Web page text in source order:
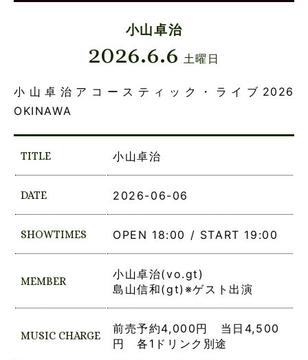
小山卓治
2026.6.6 土曜日
小山卓治アコースティック・ライブ2026
OKINAWA
TITLE 小山卓治
DATE 2026-06-06
SHOWTIMES OPEN 18:00 / START 19:00
MEMBER
小山卓治(vo.gt)
島山信和(gt)※ゲスト出演
MUSIC CHARGE
前売予約4,000円 当日4,500
円 各1ドリンク別途